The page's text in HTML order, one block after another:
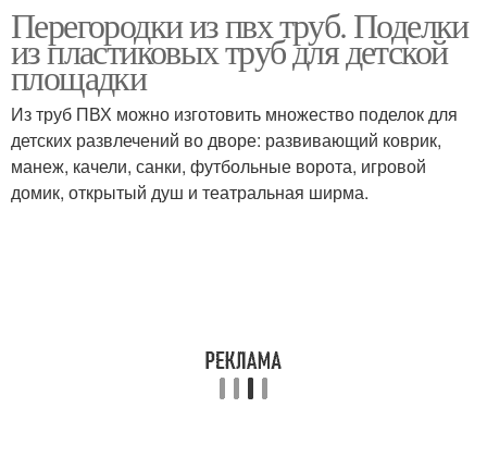
пластиковой трубы
Цветник из труб
Теплица из
пластиковых труб
Забор из пластиковой
трубы
Перегородки из пвх труб. Поделки
из пластиковых труб для детской
площадки
Из труб ПВХ можно изготовить множество поделок для
детских развлечений во дворе: развивающий коврик,
манеж, качели, санки, футбольные ворота, игровой
домик, открытый душ и театральная ширма.